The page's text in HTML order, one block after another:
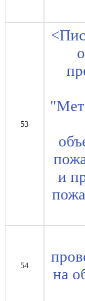
53
и
54
на